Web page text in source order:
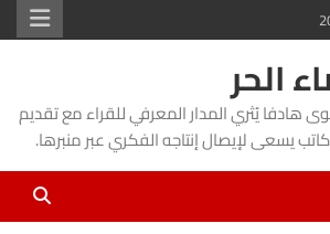
الحر
هادفا يُثري المدار المعرفي للقراء مع تقديم
يسعى لإيصال إنتاجه الفكري عبر منبرها.